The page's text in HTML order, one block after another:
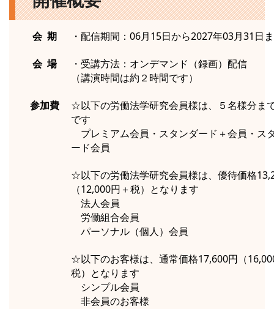
会 期 ・配信期間：06月15日から2027年03月31日
会 場
・受講方法：オンデマンド（録画）配信
（講演時間は約２時間です）
参加費
☆以下の労働法学研究会員様は、５名様分ま
です
プレミアム会員・スタンダード＋会員・ス
ード会員
☆以下の労働法学研究会員様は、優待価格
（12,000円＋税）となります
法人会員
労働組合会員
パーソナル（個人）会員
☆以下のお客様は、通常価格17,600円（
税）となります
シンプル会員
非会員のお客様